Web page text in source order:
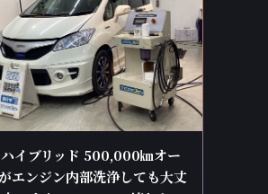
イブリッド 500,000㎞オー
エンジン内部洗浄しても大丈